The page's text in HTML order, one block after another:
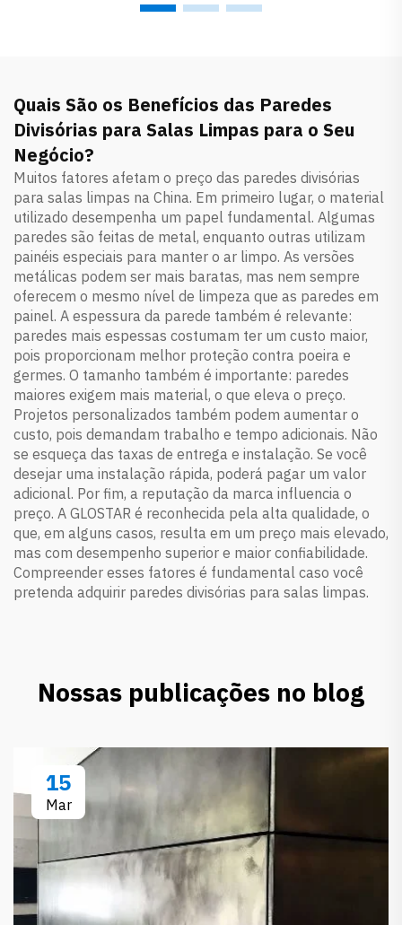
Térmico SR1000
Quais São os Benefícios das Paredes
Divisórias para Salas Limpas para o Seu
Negócio?
Muitos fatores afetam o preço das paredes divisórias
para salas limpas na China. Em primeiro lugar, o material
utilizado desempenha um papel fundamental. Algumas
paredes são feitas de metal, enquanto outras utilizam
painéis especiais para manter o ar limpo. As versões
metálicas podem ser mais baratas, mas nem sempre
oferecem o mesmo nível de limpeza que as paredes em
painel. A espessura da parede também é relevante:
paredes mais espessas costumam ter um custo maior,
pois proporcionam melhor proteção contra poeira e
germes. O tamanho também é importante: paredes
maiores exigem mais material, o que eleva o preço.
Projetos personalizados também podem aumentar o
custo, pois demandam trabalho e tempo adicionais. Não
se esqueça das taxas de entrega e instalação. Se você
desejar uma instalação rápida, poderá pagar um valor
adicional. Por fim, a reputação da marca influencia o
preço. A GLOSTAR é reconhecida pela alta qualidade, o
que, em alguns casos, resulta em um preço mais elevado,
mas com desempenho superior e maior confiabilidade.
Compreender esses fatores é fundamental caso você
pretenda adquirir paredes divisórias para salas limpas.
Nossas publicações no blog
15
Mar